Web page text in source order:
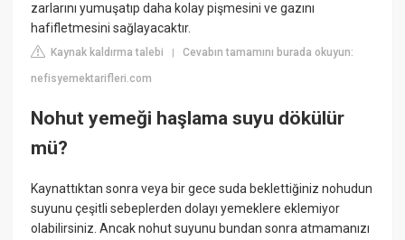
zarlarını yumuşatıp daha kolay pişmesini ve gazını
hafifletmesini sağlayacaktır.
Kaynak kaldırma talebi |Cevabın tamamını burada okuyun:
nefisyemektarifleri.com
Nohut yemeği haşlama suyu dökülür
mü?
Kaynattıktan sonra veya bir gece suda beklettiğiniz nohudun
suyunu çeşitli sebeplerden dolayı yemeklere eklemiyor
olabilirsiniz. Ancak nohut suyunu bundan sonra atmamanızı